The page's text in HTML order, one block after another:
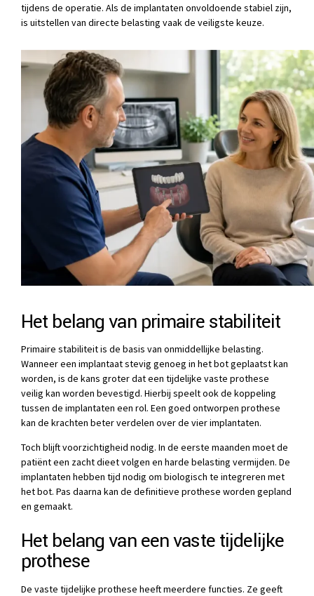
tijdens de operatie. Als de implantaten onvoldoende stabiel zijn,
is uitstellen van directe belasting vaak de veiligste keuze.
Het belang van primaire stabiliteit
Primaire stabiliteit is de basis van onmiddellijke belasting.
Wanneer een implantaat stevig genoeg in het bot geplaatst kan
worden, is de kans groter dat een tijdelijke vaste prothese
veilig kan worden bevestigd. Hierbij speelt ook de koppeling
tussen de implantaten een rol. Een goed ontworpen prothese
kan de krachten beter verdelen over de vier implantaten.
Toch blijft voorzichtigheid nodig. In de eerste maanden moet de
patiënt een zacht dieet volgen en harde belasting vermijden. De
implantaten hebben tijd nodig om biologisch te integreren met
het bot. Pas daarna kan de definitieve prothese worden gepland
en gemaakt.
Het belang van een vaste tijdelijke
prothese
De vaste tijdelijke prothese heeft meerdere functies. Ze geeft